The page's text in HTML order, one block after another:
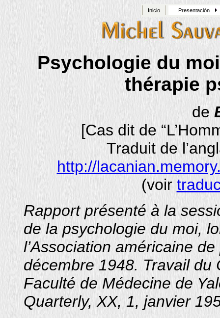
Inicio Presentación
Psychologie du
thérapie
de
[Cas dit de
Traduit de
http://
(voir
Rapport présenté à la
de la psychologie du moi,
l’Association américaine
décembre 1948. Travail du
Faculté de Médecine de
Quarterly, XX, 1, janvier